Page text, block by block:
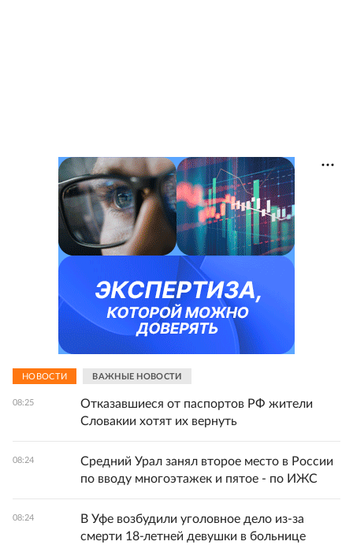
НОВОСТИ ВАЖНЫЕ НОВОСТИ
08:25
Отказавшиеся от паспортов РФ жители
Словакии хотят их вернуть
08:24
Средний Урал занял второе место в России
по вводу многоэтажек и пятое - по ИЖС
08:24
В Уфе возбудили уголовное дело из-за
смерти 18-летней девушки в больнице